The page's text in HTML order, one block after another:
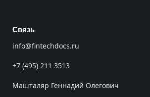
Связь
info@fintechdocs.ru
+7 (495) 211 3513
Машталяр Геннадий Олегович